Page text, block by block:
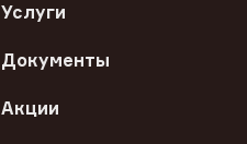
Услуги
Документы
Акции